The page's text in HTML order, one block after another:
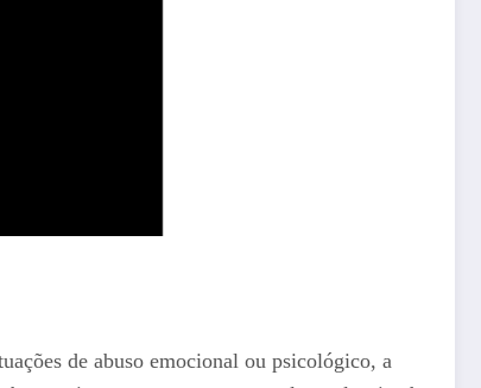
de abuso emocional ou psicológico, a